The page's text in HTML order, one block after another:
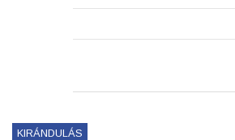
KIRÁNDULÁS